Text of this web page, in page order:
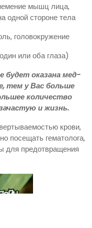
мышц лица,
одной стороне тела
головокружение
или оба глаза)
будет оказана мед-
тем у Вас больше
количество
и жизнь.
крови,
посещать гематолога,
для предотвращения